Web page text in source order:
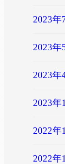
2023年
2023年
2023年
2023年
2022年
2022年